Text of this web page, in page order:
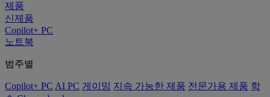
제품
신제품
Copilot+ PC
노트북
범주별
Copilot+ PC AI PC 게이밍 지속 가능한 제품 전문가용 제품 학